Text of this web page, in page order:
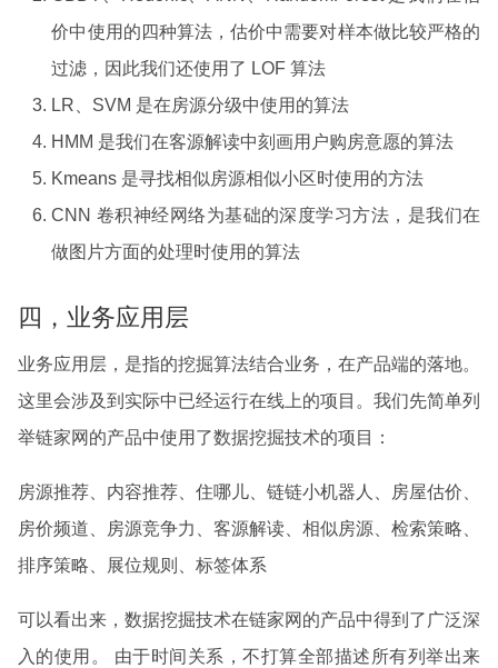
价中使用的四种算法，估价中需要对样本做比较严格的
过滤，因此我们还使用了 LOF 算法
LR、SVM 是在房源分级中使用的算法
HMM 是我们在客源解读中刻画用户购房意愿的算法
Kmeans 是寻找相似房源相似小区时使用的方法
CNN 卷积神经网络为基础的深度学习方法，是我们在
做图片方面的处理时使用的算法
四，业务应用层
业务应用层，是指的挖掘算法结合业务，在产品端的落地。
这里会涉及到实际中已经运行在线上的项目。我们先简单列
举链家网的产品中使用了数据挖掘技术的项目：
房源推荐、内容推荐、住哪儿、链链小机器人、房屋估价、
房价频道、房源竞争力、客源解读、相似房源、检索策略、
排序策略、展位规则、标签体系
可以看出来，数据挖掘技术在链家网的产品中得到了广泛深
入的使用。 由于时间关系，不打算全部描述所有列举出来